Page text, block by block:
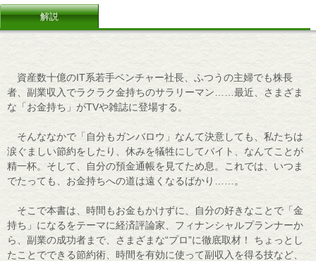
解説
資産数十億のIT系若手ベンチャー社長、ふつうの主婦でも株長
者、副業収入でラクラク金持ちのサラリーマン……最近、さまざま
な「お金持ち」がTVや雑誌に登場する。
そんななかで「自分もガンバロウ」なんて決意しても、私たちは
涙ぐましい節約をしたり、休みを犠牲にしてバイト、なんてことが
精一杯。そして、自分の預金通帳を見てため息。これでは、いつま
でたっても、お金持ちへの道は遠くなるばかり……。
そこで本書は、時間もお金もかけずに、自分の好きなことで「金
持ち」になるをテーマに経済評論家、フィナンシャルプランナーか
ら、副業の成功者まで、さまざまな“プロ”に徹底取材！ ちょっとし
たことでできる節約術、時間を有効に使って副収入を得る技など、